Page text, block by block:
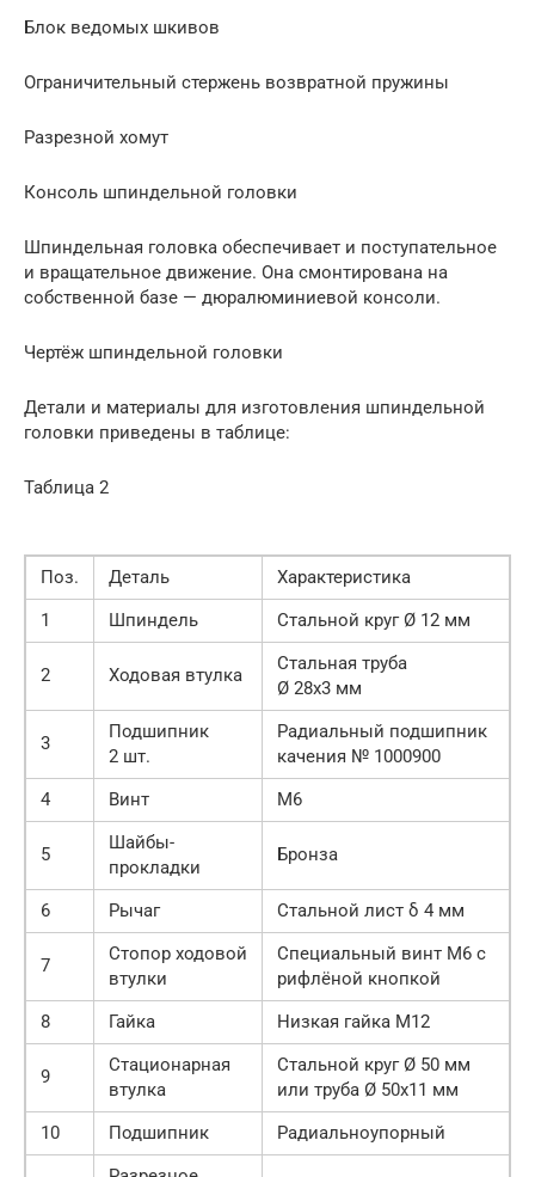
Блок ведомых шкивов
Ограничительный стержень возвратной пружины
Разрезной хомут
Консоль шпиндельной головки
Шпиндельная головка обеспечивает и поступательное
и вращательное движение. Она смонтирована на
собственной базе — дюралюминиевой консоли.
Чертёж шпиндельной головки
Детали и материалы для изготовления шпиндельной
головки приведены в таблице:
Таблица 2
Поз. Деталь
Характеристика
1
Шпиндель Стальной круг Ø 12 мм
2 Ходовая втулка
Стальная труба
Ø 28х3 мм
3
Подшипник
2 шт.
Радиальный подшипник
качения № 1000900
4
Винт М6
5
Шайбы-
прокладки
Бронза
6 Рычаг Стальной лист δ 4 мм
7
Стопор ходовой
втулки
Специальный винт М6 с
рифлёной кнопкой
8
Гайка Низкая гайка М12
9
Стационарная
втулка
Стальной круг Ø 50 мм
или труба Ø 50х11 мм
10
Подшипник
Радиальноупорный